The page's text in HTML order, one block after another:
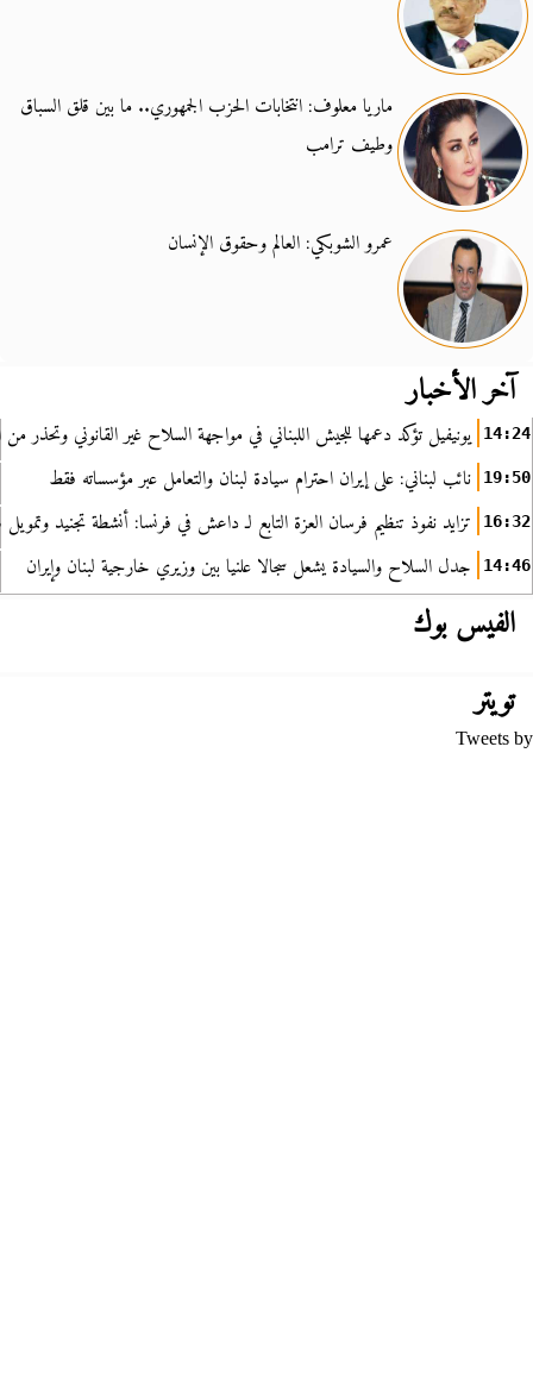
ماريا معلوف: انتخابات الحزب الجمهوري.. ما بين قلق السباق
وطيف ترامب
عمرو الشوبكي: العالم وحقوق الإنسان
آخر الأخبار
14:24 يونيفيل تؤكد دعمها للجيش اللبناني في مواجهة السلاح غير القانوني وتحذر من
19:50 نائب لبناني: على إيران احترام سيادة لبنان والتعامل عبر مؤسساته فقط
16:32 تزايد نفوذ تنظيم فرسان العزة التابع لـ داعش في فرنسا: أنشطة تجنيد
14:46 جدل السلاح والسيادة يشعل سجالا علنيا بين وزيري خارجية لبنان وإيران
الفيس بوك
تويتر
Tweets by